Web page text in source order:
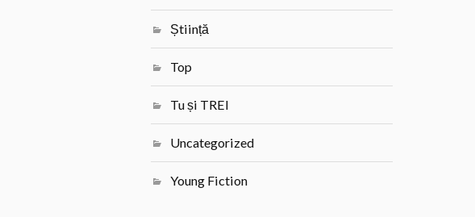
Știință
Top
Tu și TREI
Uncategorized
Young Fiction